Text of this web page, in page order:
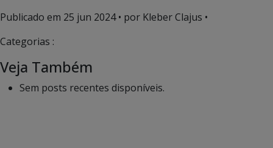
Publicado em 25 jun 2024• por Kleber Clajus •
Categorias :
Veja Também
Sem posts recentes disponíveis.